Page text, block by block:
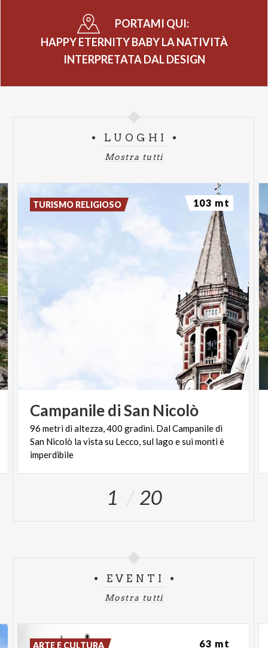
PORTAMI QUI:
HAPPY ETERNITY BABY LA NATIVITÀ
INTERPRETATA DAL DESIGN
LUOGHI
Mostra tutti
CampanilediSan Nicolò
96 metri di altezza, 400 gradini. Dal Campanile di
San Nicolò la vista su Lecco, sul lago e sui monti è
imperdibile
TURISMO RELIGIOSO 103 mt
1 20
EVENTI
Mostra tutti
ARTE E CULTURA 63 mt